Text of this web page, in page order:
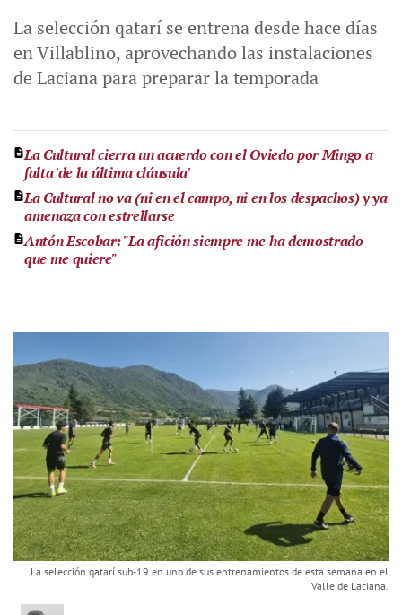
La selección qatarí se entrena desde hace días
en Villablino, aprovechando las instalaciones
de Laciana para preparar la temporada
La Cultural cierra un acuerdo con el Oviedo por Mingo a
falta 'de la última cláusula'
La Cultural no va (ni en el campo, ni en los despachos) y ya
amenaza con estrellarse
Antón Escobar: "La afición siempre me ha demostrado
que me quiere"
La selección qatarí sub-19 en uno de sus entrenamientos de esta semana en el
Valle de Laciana.